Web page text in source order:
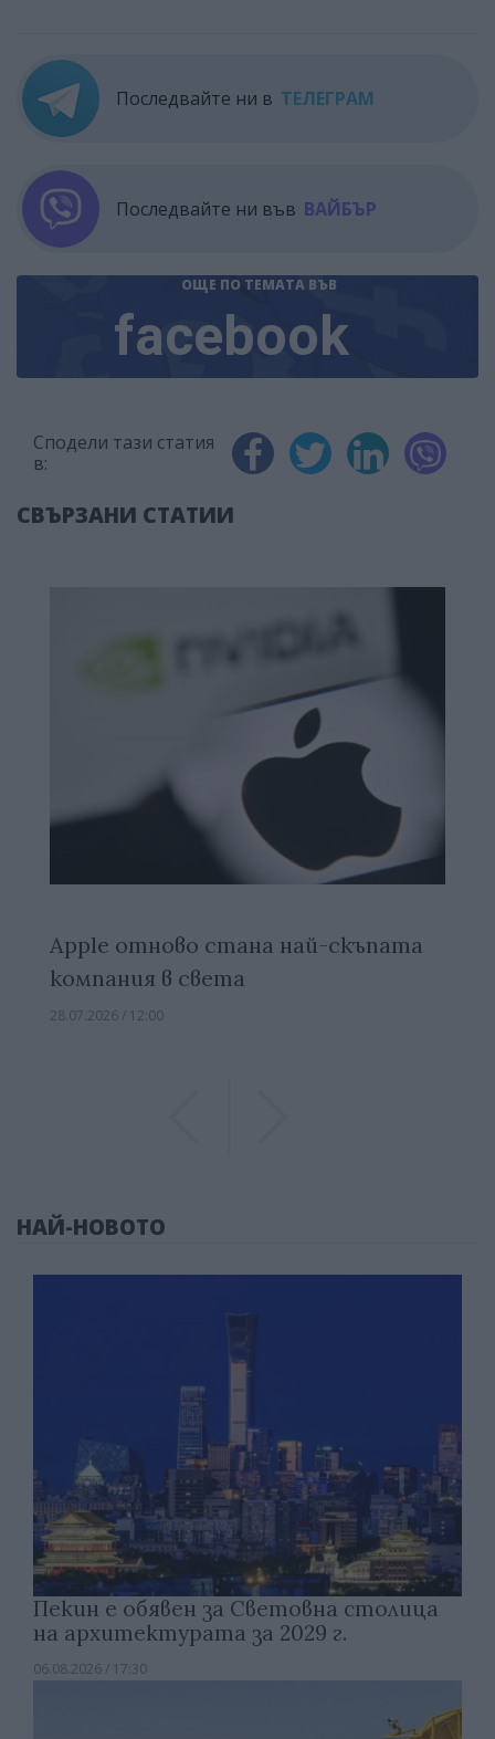
Последвайте ни в ТЕЛЕГРАМ
Последвайте ни във ВАЙБЪР
ОЩЕ ПО ТЕМАТА ВЪВ
facebook
Сподели тази статия
в:
СВЪРЗАНИ СТАТИИ
Apple отново стана най-скъпата
компания в света
28.07.2026 / 12:00
НАЙ-НОВОТО
Пекин е обявен за Световна столица
на архитектурата за 2029 г.
06.08.2026 / 17:30